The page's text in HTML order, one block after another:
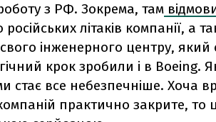
з РФ. Зокрема, там
літаків компанії, а
інженерного центру, який
крок зробили і в Boeing.
стає все небезпечніше. Хоча
практично закрите, то